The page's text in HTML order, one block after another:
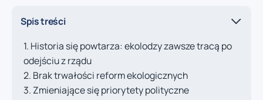
Spis treści
Historia się powtarza: ekolodzy zawsze tracą po
odejściu z rządu
Brak trwałości reform ekologicznych
Zmieniające się priorytety polityczne